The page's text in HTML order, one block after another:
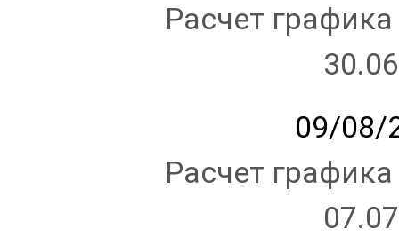
Расчет
09/08/
Расчет